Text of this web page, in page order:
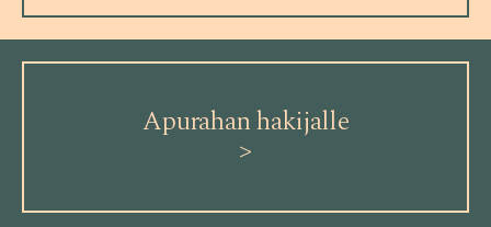
Apurahan hakijalle
>